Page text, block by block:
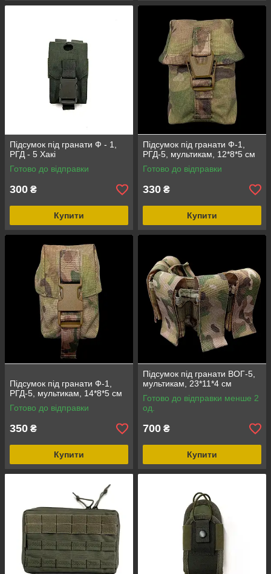
Підсумок під гранати Ф - 1,
РГД - 5 Хакі
Готово до відправки
300 ₴
Купити
Підсумок під гранати Ф-1,
РГД-5, мультикам, 12*8*5 см
Готово до відправки
330 ₴
Купити
Підсумок під гранати Ф-1,
РГД-5, мультикам, 14*8*5 см
Готово до відправки
350 ₴
Купити
Підсумок під гранати ВОГ-5,
мультикам, 23*11*4 см
Готово до відправки менше 2
од.
700 ₴
Купити